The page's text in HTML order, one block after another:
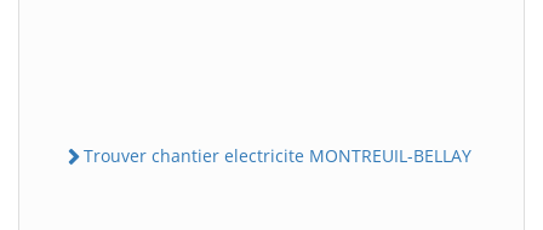
Trouver chantier electricite MONTREUIL-BELLAY